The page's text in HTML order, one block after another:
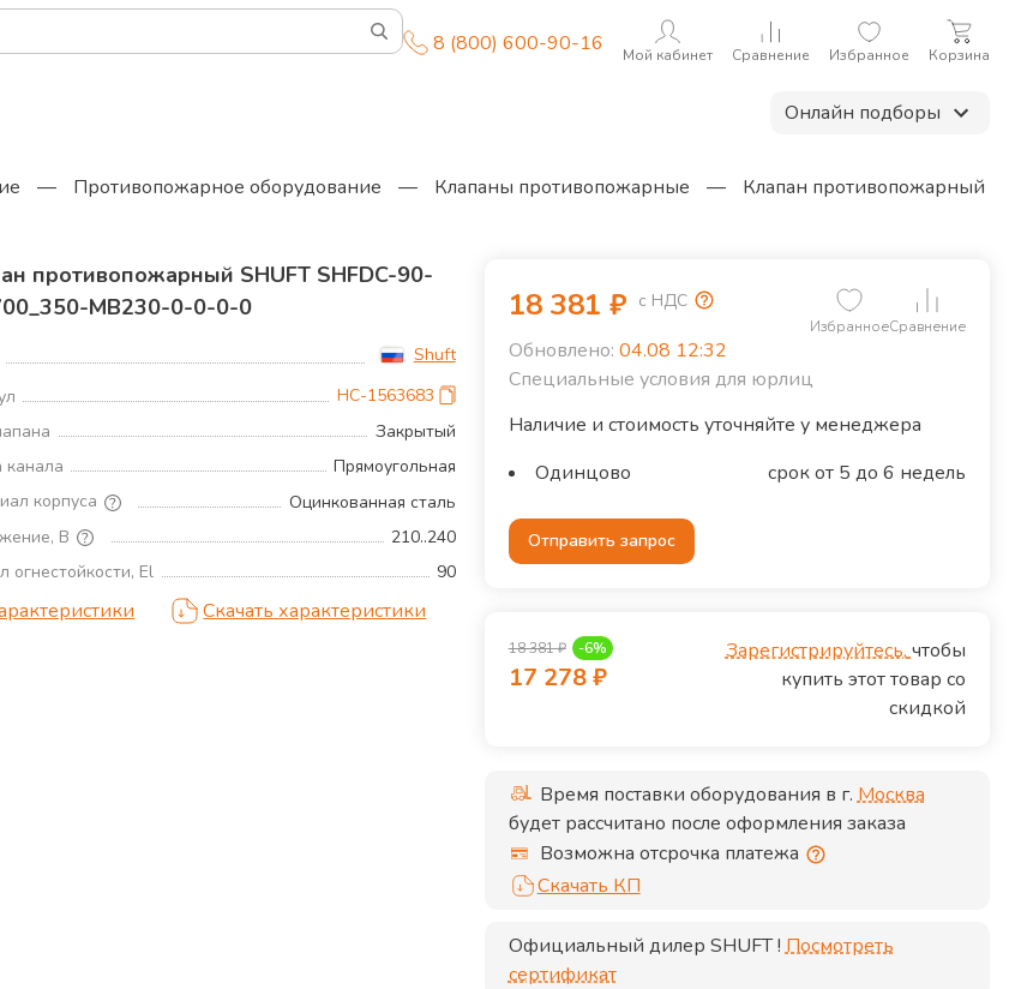
8 (800) 600-90-16 Мой кабинет Сравнение Избранное Корзина
Онлайн подборы
— Противопожарное оборудование — Клапаны противопожарные —
Клапан противопожарный
противопожарный SHUFT SHFDC-90-
MB230-0-0-0-0
Shuft
НС-1563683
Закрытый
Прямоугольная
корпуса
Оцинкованная сталь
В
210..240
огнестойкости, El
90
Скачать характеристики
18 381 ₽ с НДС
ИзбранноеСравнение
Обновлено: 04.08 12:32
Специальные условия для юрлиц
Наличие и стоимость уточняйте у менеджера
Одинцово
срок от 5 до 6 недель
Отправить запрос
18 381₽ -6%
17 278₽
Зарегистрируйтесь,чтобы
купить этот товар со
скидкой
Время поставки оборудования в г.Москва
будет рассчитано после оформления заказа
Возможна отсрочка платежа
Скачать КП
Официальный дилер SHUFT! Посмотреть
сертификат